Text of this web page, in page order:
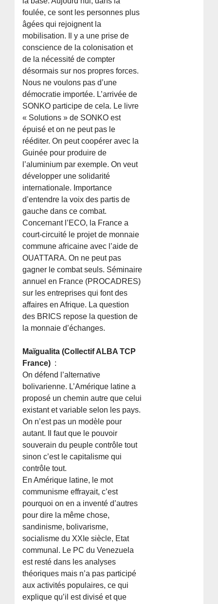
foulée, ce sont les personnes plus
âgées qui rejoignent la
mobilisation. Il y a une prise de
conscience de la colonisation et
de la nécessité de compter
désormais sur nos propres forces.
Nous ne voulons pas d’une
démocratie importée. L’arrivée de
SONKO participe de cela. Le livre
« Solutions » de SONKO est
épuisé et on ne peut pas le
rééditer. On peut coopérer avec la
Guinée pour produire de
l’aluminium par exemple. On veut
développer une solidarité
internationale. Importance
d’entendre la voix des partis de
gauche dans ce combat.
Concernant l’ECO, la France a
court-circuité le projet de monnaie
commune africaine avec l’aide de
OUATTARA. On ne peut pas
gagner le combat seuls. Séminaire
annuel en France (PROCADRES)
sur les entreprises qui font des
affaires en Afrique. La question
des BRICS repose la question de
la monnaie d’échanges.
Maïgualita (Collectif ALBA TCP
France) :
On défend l’alternative
bolivarienne. L’Amérique latine a
proposé un chemin autre que celui
existant et variable selon les pays.
On n’est pas un modèle pour
autant. Il faut que le pouvoir
souverain du peuple contrôle tout
sinon c’est le capitalisme qui
contrôle tout.
En Amérique latine, le mot
communisme effrayait, c’est
pourquoi on en a inventé d’autres
pour dire la même chose,
sandinisme, bolivarisme,
socialisme du XXIe siècle, Etat
communal. Le PC du Venezuela
est resté dans les analyses
théoriques mais n’a pas participé
aux activités populaires, ce qui
explique qu’il est divisé et que